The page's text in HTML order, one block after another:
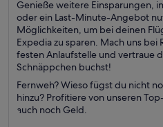
Genieße weitere Einsparungen,
oder ein Last-Minute-Angebot
Möglichkeiten, um bei deinen
Expedia zu sparen. Mach uns
festen Anlaufstelle und vertraue
Schnäppchen buchst!
Fernweh? Wieso fügst du nicht
hinzu? Profitiere von unseren
auch noch Geld.